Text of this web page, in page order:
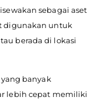
sebagai aset
digunakan untuk
berada di lokasi
banyak
lebih cepat memiliki